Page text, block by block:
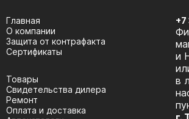
Главная
О компании
Защита от контрафакта
Сертификаты
Товары
Cвидетельства дилера
Ремонт
Оплата и доставка
и
в